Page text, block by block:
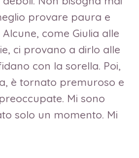
provare paura e
come Giulia alle
ci provano a dirlo alle
con la sorella. Poi,
è tornato premuroso e
Mi sono
solo un momento. Mi